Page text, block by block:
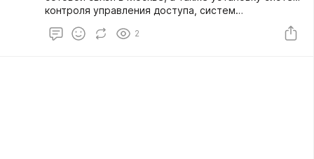
контроля управления доступа, систем
видеонаблюдения, систем охранной сигнализации,
домофонов, подключение к интернету и проч.
2